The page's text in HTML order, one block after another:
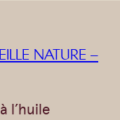
NATURE –
l’huile